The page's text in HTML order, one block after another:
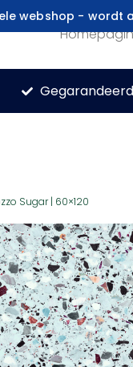
webshop - wordt
Sugar | 60×120